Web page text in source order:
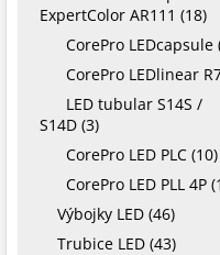
ExpertColor AR111 (18)
CorePro LEDcapsule
CorePro LEDlinear
LED tubular S14S /
S14D (3)
CorePro LED PLC (10)
CorePro LED PLL 4P
Výbojky LED (46)
Trubice LED (43)